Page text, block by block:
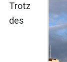
Trotz
des